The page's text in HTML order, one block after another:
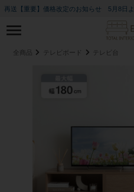
再送【重要】価格改定のお知らせ 5月8日よ
全商品 テレビボード テレビ台